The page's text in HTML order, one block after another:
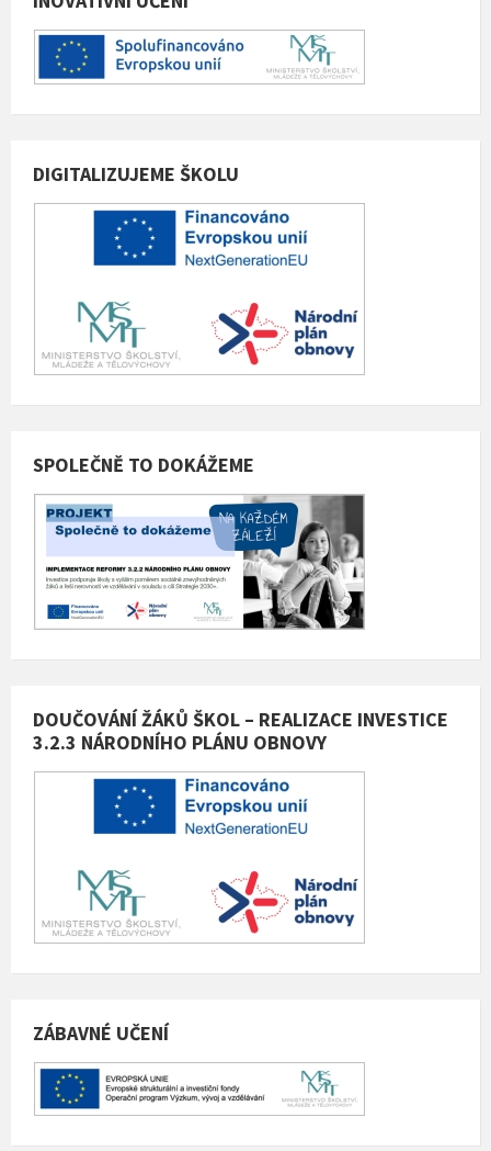
DIGITALIZUJEME ŠKOLU
SPOLEČNĚ TO DOKÁŽEME
DOUČOVÁNÍ ŽÁKŮ ŠKOL – REALIZACE INVESTICE
3.2.3 NÁRODNÍHO PLÁNU OBNOVY
ZÁBAVNÉ UČENÍ